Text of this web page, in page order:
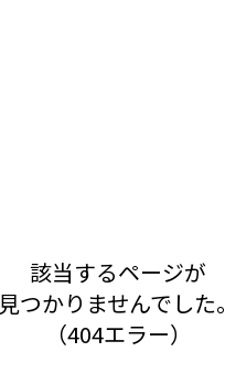
該当するページが
見つかりませんでした。
（404エラー）